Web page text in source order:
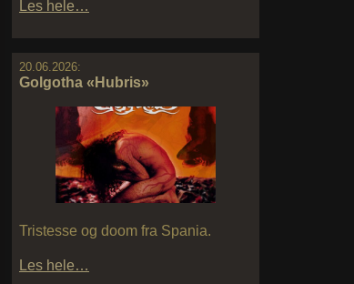
Les hele…
20.06.2026:
Golgotha «Hubris»
Tristesse og doom fra Spania.
Les hele…